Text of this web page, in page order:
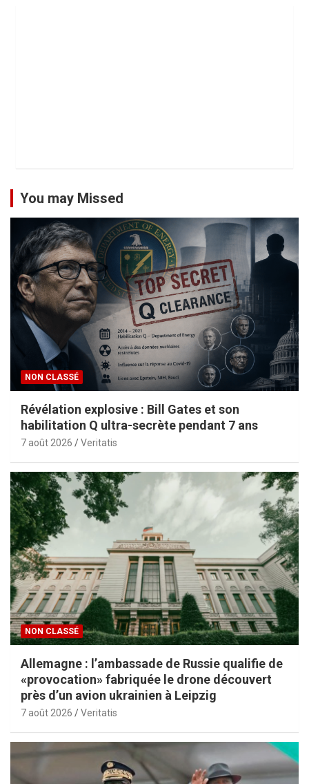
You may Missed
NON CLASSÉ
Révélation explosive : Bill Gates et son
habilitation Q ultra-secrète pendant 7 ans
7 août 2026 Veritatis
NON CLASSÉ
Allemagne : l’ambassade de Russie qualifie de
«provocation» fabriquée le drone découvert
près d’un avion ukrainien à Leipzig
7 août 2026 Veritatis